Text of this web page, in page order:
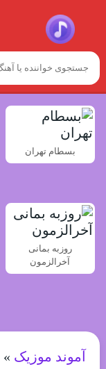
بسطام تهران
روزبه بمانی
آخرالزمون
آموند موزیک »